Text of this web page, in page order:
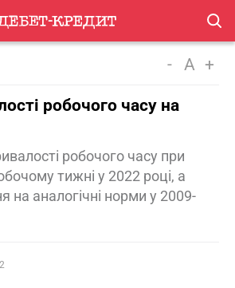
- A +
робочого часу на
робочого часу при
тижні у 2022 році, а
на аналогічні норми у 2009-